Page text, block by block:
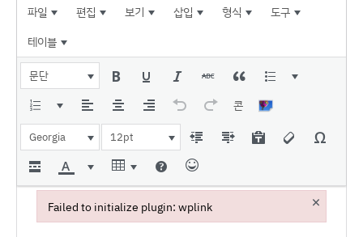
파일 편집 보기 삽입 형식
도구
테이블
문단
콘
Georgia 12pt
Failed to initialize plugin: wplink ×
Failed to initialize plugin: wplink